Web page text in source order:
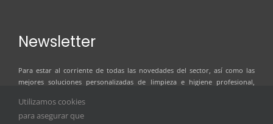
Newsletter
Para estar al corriente de todas las novedades del sector, así como las
mejores soluciones personalizadas de limpieza e higiene profesional,
Utilizamos cookies
para asegurar que